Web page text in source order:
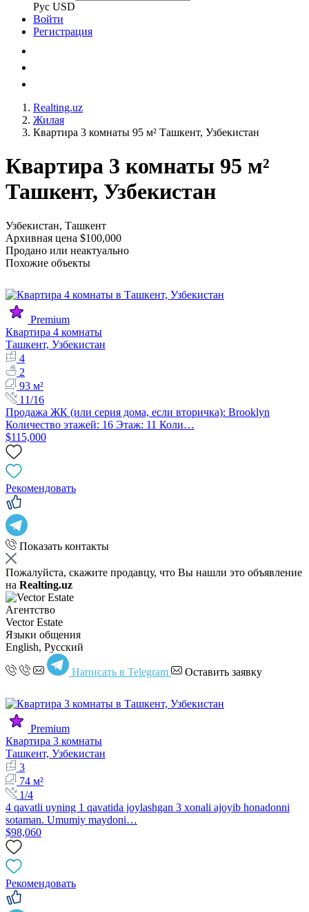
Рус USD
Войти
Регистрация
Realting.uz
Жилая
Квартира 3 комнаты 95 м² Ташкент, Узбекистан
Квартира 3 комнаты 95 м²
Ташкент, Узбекистан
Узбекистан, Ташкент
Архивная цена $100,000
Продано или неактуально
Похожие объекты
Premium
Квартира 4 комнаты
Ташкент, Узбекистан
4
2
93 м²
11/16
Продажа ЖК (или серия дома, если вторичка): Brooklyn
Количество этажей: 16 Этаж: 11 Коли…
$115,000
Рекомендовать
Показать контакты
Пожалуйста, скажите продавцу, что Вы нашли это объявление
на Realting.uz
Агентство
Vector Estate
Языки общения
English, Русский
Написать в Telegram Оставить заявку
Premium
Квартира 3 комнаты
Ташкент, Узбекистан
3
74 м²
1/4
4 qavatli uyning 1 qavatida joylashgan 3 xonali ajoyib honadonni
sotaman. Umumiy maydoni…
$98,060
Рекомендовать